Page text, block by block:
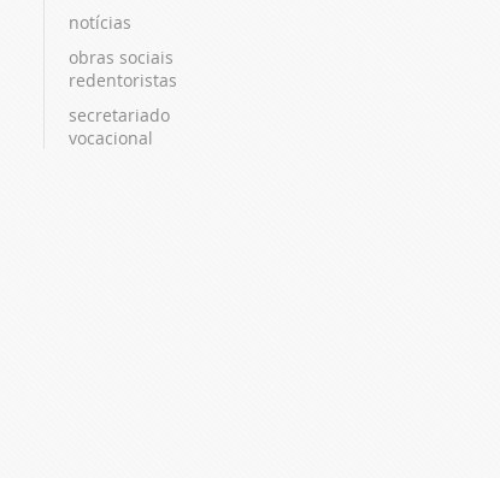
notícias
obras sociais
redentoristas
secretariado
vocacional